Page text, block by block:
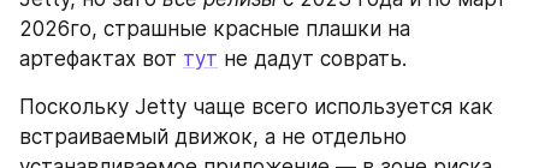
2026го, страшные красные плашки на
артефактах вот тут не дадут соврать.
Поскольку Jetty чаще всего используется как
встраиваемый движок, а не отдельно